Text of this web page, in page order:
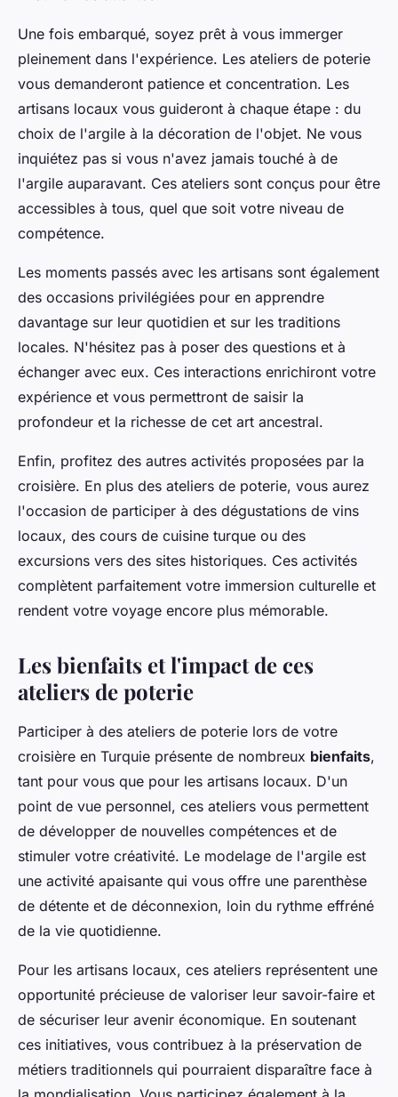
Une fois embarqué, soyez prêt à vous immerger
pleinement dans l'expérience. Les ateliers de poterie
vous demanderont patience et concentration. Les
artisans locaux vous guideront à chaque étape : du
choix de l'argile à la décoration de l'objet. Ne vous
inquiétez pas si vous n'avez jamais touché à de
l'argile auparavant. Ces ateliers sont conçus pour être
accessibles à tous, quel que soit votre niveau de
compétence.
Les moments passés avec les artisans sont également
des occasions privilégiées pour en apprendre
davantage sur leur quotidien et sur les traditions
locales. N'hésitez pas à poser des questions et à
échanger avec eux. Ces interactions enrichiront votre
expérience et vous permettront de saisir la
profondeur et la richesse de cet art ancestral.
Enfin, profitez des autres activités proposées par la
croisière. En plus des ateliers de poterie, vous aurez
l'occasion de participer à des dégustations de vins
locaux, des cours de cuisine turque ou des
excursions vers des sites historiques. Ces activités
complètent parfaitement votre immersion culturelle et
rendent votre voyage encore plus mémorable.
Les bienfaits et l'impact de ces
ateliers de poterie
Participer à des ateliers de poterie lors de votre
croisière en Turquie présente de nombreux bienfaits,
tant pour vous que pour les artisans locaux. D'un
point de vue personnel, ces ateliers vous permettent
de développer de nouvelles compétences et de
stimuler votre créativité. Le modelage de l'argile est
une activité apaisante qui vous offre une parenthèse
de détente et de déconnexion, loin du rythme effréné
de la vie quotidienne.
Pour les artisans locaux, ces ateliers représentent une
opportunité précieuse de valoriser leur savoir-faire et
de sécuriser leur avenir économique. En soutenant
ces initiatives, vous contribuez à la préservation de
métiers traditionnels qui pourraient disparaître face à